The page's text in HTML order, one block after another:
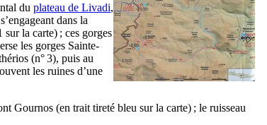
du plateau de Livadi,
dans la
la carte) ; ces gorges
les gorges Sainte-
(n° 3), puis au
les ruines d’une
Gournos (en trait tireté bleu sur la carte) ; le ruisseau